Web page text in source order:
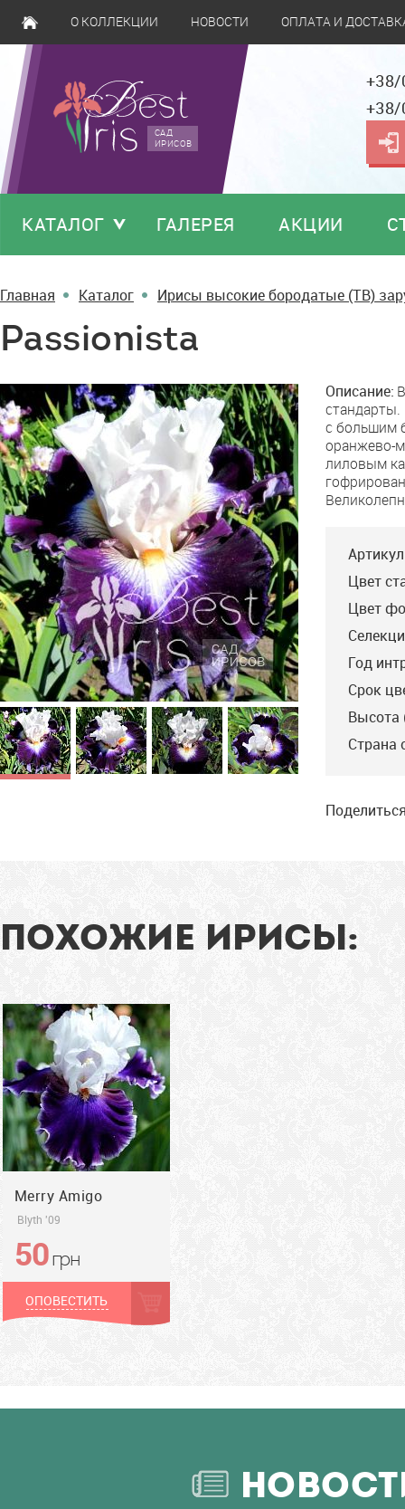
О КОЛЛЕКЦИИ НОВОСТИ ОПЛАТА И
САД
ИРИСОВ
КАТАЛОГ ГАЛЕРЕЯ АКЦИИ
Главная Каталог Ирисы высокие бородатые (TB)
Passionista
Passionista Описание:
с большим
оранжево-
лиловым
Цвет
Цвет
Год
Срок
Высота
Страна
ПОХОЖИЕ ИРИСЫ:
Merry Amigo
Blyth '09
грн
50грн
ОПОВЕСТИТЬ
Merry Amigo
Blyth’09, VEM, 97. Чисто
белые стандарты,
сиренево-фиолетовые
2009